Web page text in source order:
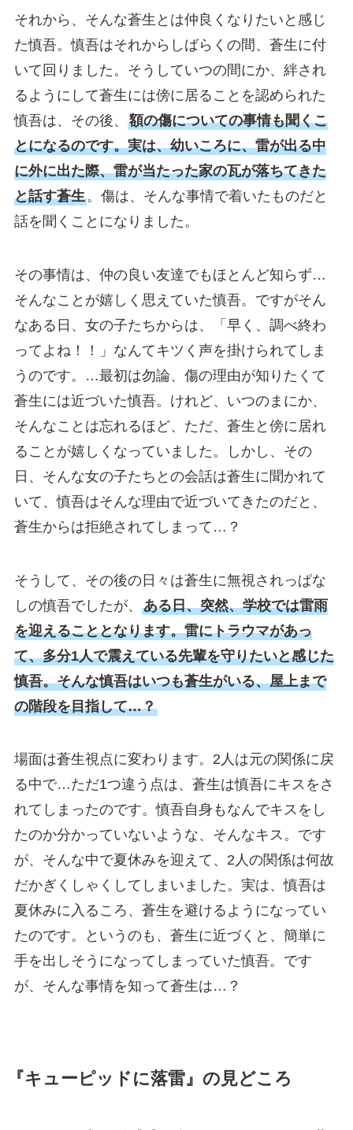
それから、そんな蒼生とは仲良くなりたいと感じ
た慎吾。慎吾はそれからしばらくの間、蒼生に付
いて回りました。そうしていつの間にか、絆され
るようにして蒼生には傍に居ることを認められた
慎吾は、その後、 額の傷についての事情も聞くこ
とになるのです。実は、幼いころに、雷が出る中
に外に出た際、雷が当たった家の瓦が落ちてきた
と話す蒼生。傷は、そんな事情で着いたものだと
話を聞くことになりました。
その事情は、仲の良い友達でもほとんど知らず…
そんなことが嬉しく思えていた慎吾。ですがそん
なある日、女の子たちからは、「早く、調べ終わ
ってよね！！」なんてキツく声を掛けられてしま
うのです。…最初は勿論、傷の理由が知りたくて
蒼生には近づいた慎吾。けれど、いつのまにか、
そんなことは忘れるほど、ただ、蒼生と傍に居れ
ることが嬉しくなっていました。しかし、その
日、そんな女の子たちとの会話は蒼生に聞かれて
いて、慎吾はそんな理由で近づいてきたのだと、
蒼生からは拒絶されてしまって…？
そうして、その後の日々は蒼生に無視されっぱな
しの慎吾でしたが、 ある日、突然、学校では雷雨
を迎えることとなります。雷にトラウマがあっ
て、多分1人で震えている先輩を守りたいと感じた
慎吾。そんな慎吾はいつも蒼生がいる、屋上まで
の階段を目指して…？
場面は蒼生視点に変わります。2人は元の関係に戻
る中で…ただ1つ違う点は、蒼生は慎吾にキスをさ
れてしまったのです。慎吾自身もなんでキスをし
たのか分かっていないような、そんなキス。です
が、そんな中で夏休みを迎えて、2人の関係は何故
だかぎくしゃくしてしまいました。実は、慎吾は
夏休みに入るころ、蒼生を避けるようになってい
たのです。というのも、蒼生に近づくと、簡単に
手を出しそうになってしまっていた慎吾。です
が、そんな事情を知って蒼生は…？
『キューピッドに落雷』の見どころ